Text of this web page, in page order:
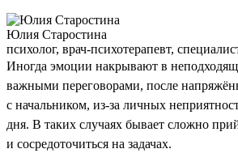
Юлия Старостина
психолог, врач-психотерапевт,
Иногда эмоции накрывают в
важными переговорами, после
с начальником, из-за личных
дня. В таких случаях бывает сложно
и сосредоточиться на задачах.